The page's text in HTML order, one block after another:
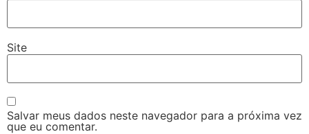
Site
Salvar meus dados neste navegador para a próxima vez
que eu comentar.